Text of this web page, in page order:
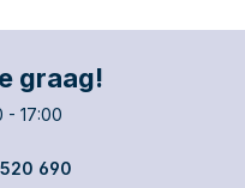
graag!
- 17:00
690